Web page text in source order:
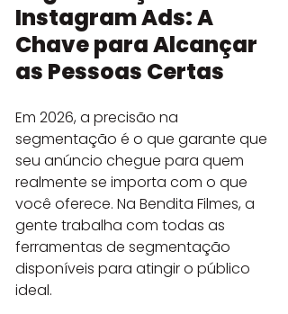
Instagram Ads: A
Chave para Alcançar
as Pessoas Certas
Em 2026, a precisão na
segmentação é o que garante que
seu anúncio chegue para quem
realmente se importa com o que
você oferece. Na Bendita Filmes, a
gente trabalha com todas as
ferramentas de segmentação
disponíveis para atingir o público
ideal.